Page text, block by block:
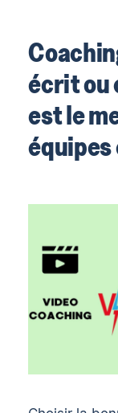
écrit ou
est le
équipes